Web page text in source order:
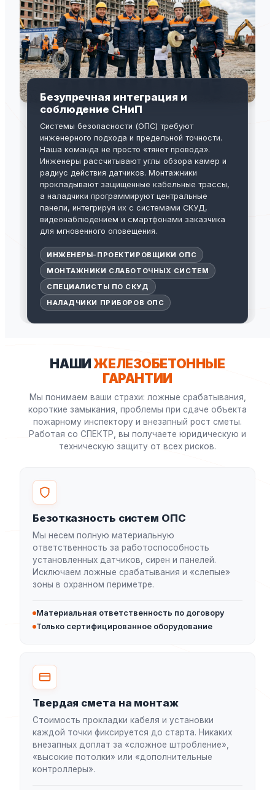
Безупречная интеграция и
соблюдение СНиП
Системы безопасности (ОПС) требуют
инженерного подхода и предельной точности.
Наша команда не просто «тянет провода».
Инженеры рассчитывают углы обзора камер и
радиус действия датчиков. Монтажники
прокладывают защищенные кабельные трассы,
а наладчики программируют центральные
панели, интегрируя их с системами СКУД,
видеонаблюдением и смартфонами заказчика
для мгновенного оповещения.
ИНЖЕНЕРЫ-ПРОЕКТИРОВЩИКИ ОПС
МОНТАЖНИКИ СЛАБОТОЧНЫХ СИСТЕМ
СПЕЦИАЛИСТЫ ПО СКУД
НАЛАДЧИКИ ПРИБОРОВ ОПС
НАШИЖЕЛЕЗОБЕТОННЫЕ
ГАРАНТИИ
Мы понимаем ваши страхи: ложные срабатывания,
короткие замыкания, проблемы при сдаче объекта
пожарному инспектору и внезапный рост сметы.
Работая со СПЕКТР, вы получаете юридическую и
техническую защиту от всех рисков.
Безотказность систем ОПС
Мы несем полную материальную
ответственность за работоспособность
установленных датчиков, сирен и панелей.
Исключаем ложные срабатывания и «слепые»
зоны в охранном периметре.
Материальная ответственность по договору
Только сертифицированное оборудование
Твердая смета на монтаж
Стоимость прокладки кабеля и установки
каждой точки фиксируется до старта. Никаких
внезапных доплат за «сложное штробление»,
«высокие потолки» или «дополнительные
контроллеры».